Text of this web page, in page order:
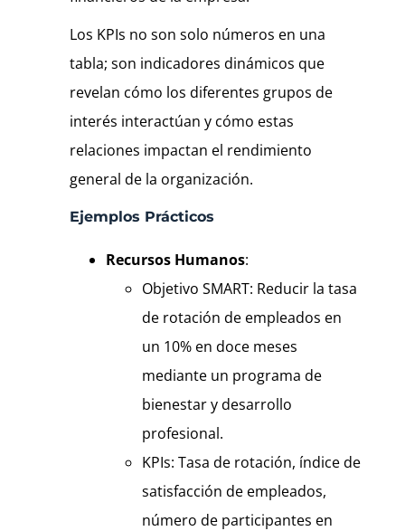
Los KPIs no son solo números en una
tabla; son indicadores dinámicos que
revelan cómo los diferentes grupos de
interés interactúan y cómo estas
relaciones impactan el rendimiento
general de la organización.
Ejemplos Prácticos
Recursos Humanos:
Objetivo SMART: Reducir la tasa
de rotación de empleados en
un 10% en doce meses
mediante un programa de
bienestar y desarrollo
profesional.
KPIs: Tasa de rotación, índice de
satisfacción de empleados,
número de participantes en